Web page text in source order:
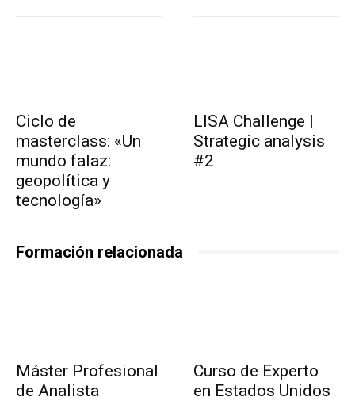
Ciclo de
masterclass: «Un
mundo falaz:
geopolítica y
tecnología»
LISA Challenge |
Strategic analysis
#2
Formación relacionada
Máster Profesional
de Analista
Curso de Experto
en Estados Unidos